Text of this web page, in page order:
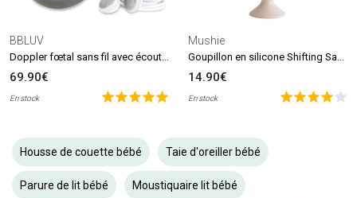
BBLUV
69.90€
En stock
Mushie
14.90€
En stock
Housse de couette bébé Taie d'oreiller bébé
Parure de lit bébé Moustiquaire lit bébé